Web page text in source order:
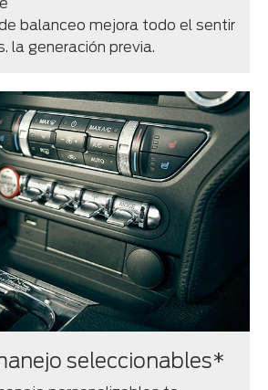
balanceo mejora todo el sentir
la generación previa.
seleccionables*